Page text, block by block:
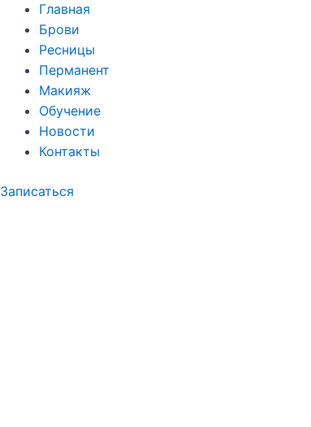
Главная
Брови
Ресницы
Перманент
Макияж
Обучение
Новости
Контакты
Записаться